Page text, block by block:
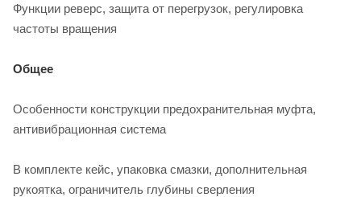
Функции реверс, защита от перегрузок, регулировка
частоты вращения
Общее
Особенности конструкции предохранительная муфта,
антивибрационная система
В комплекте кейс, упаковка смазки, дополнительная
рукоятка, ограничитель глубины сверления